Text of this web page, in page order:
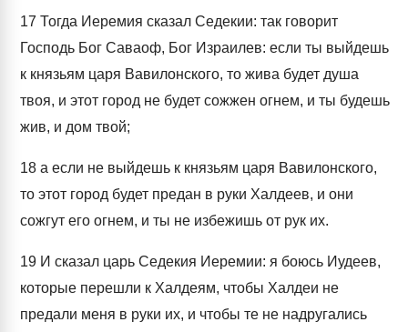
17 Тогда Иеремия сказал Седекии: так говорит
Господь Бог Саваоф, Бог Израилев: если ты выйдешь
к князьям царя Вавилонского, то жива будет душа
твоя, и этот город не будет сожжен огнем, и ты будешь
жив, и дом твой;
18 а если не выйдешь к князьям царя Вавилонского,
то этот город будет предан в руки Халдеев, и они
сожгут его огнем, и ты не избежишь от рук их.
19 И сказал царь Седекия Иеремии: я боюсь Иудеев,
которые перешли к Халдеям, чтобы Халдеи не
предали меня в руки их, и чтобы те не надругались